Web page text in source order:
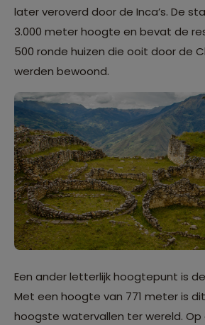
later veroverd door de Inca’s. De
3.000 meter hoogte en bevat de
500 ronde huizen die ooit door de
werden bewoond.
Een ander letterlijk hoogtepunt is
Met een hoogte van 771 meter is
hoogste watervallen ter wereld.